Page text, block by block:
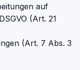
auf
(Art. 21
(Art. 7 Abs. 3